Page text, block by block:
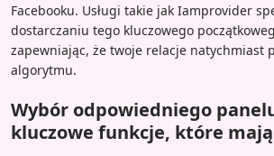
Facebooku. Usługi takie jak Iamprovider
dostarczaniu tego kluczowego
zapewniając, że twoje relacje natychmiast
algorytmu.
Wybór odpowiedniego
kluczowe funkcje, które